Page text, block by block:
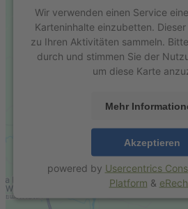
Wir verwenden einen Service
Karteninhalte einzubetten.
zu Ihren Aktivitäten sammeln.
durch und stimmen Sie der
um diese Karte
Mehr
Akzeptieren
powered by Usercentrics
Platform &